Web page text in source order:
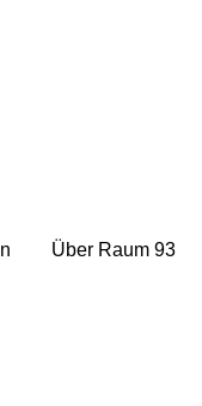
Über Raum 93